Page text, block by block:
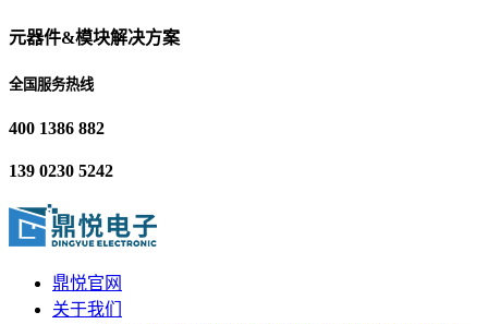
元器件&模块解决方案
全国服务热线
400 1386 882
139 0230 5242
鼎悦官网
关于我们